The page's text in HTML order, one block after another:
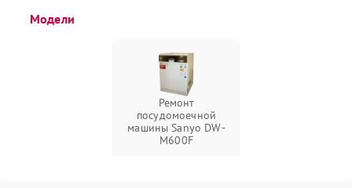
Модели
Ремонт
посудомоечной
машины Sanyo DW-
M600F